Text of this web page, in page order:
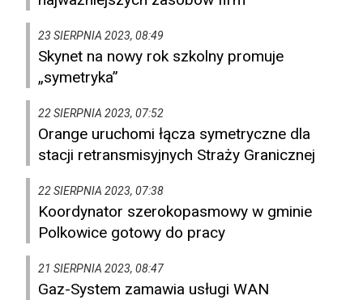
23 SIERPNIA 2023, 08:49
Skynet na nowy rok szkolny promuje
„symetryka”
22 SIERPNIA 2023, 07:52
Orange uruchomi łącza symetryczne dla
stacji retransmisyjnych Straży Granicznej
22 SIERPNIA 2023, 07:38
Koordynator szerokopasmowy w gminie
Polkowice gotowy do pracy
21 SIERPNIA 2023, 08:47
Gaz-System zamawia usługi WAN